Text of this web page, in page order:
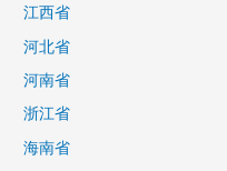
江西省
河北省
河南省
浙江省
海南省